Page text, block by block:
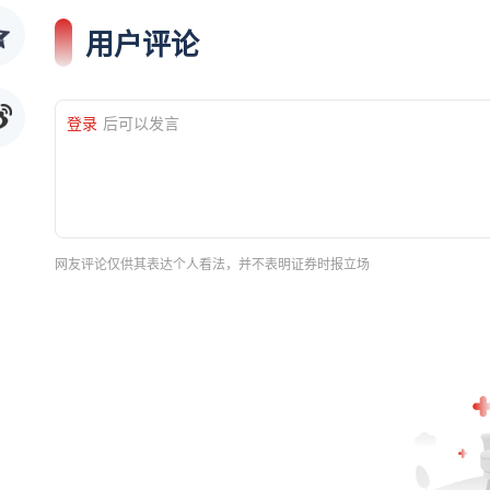
用户评论
登录 后可以发言
网友评论仅供其表达个人看法，并不表明证券时报立场